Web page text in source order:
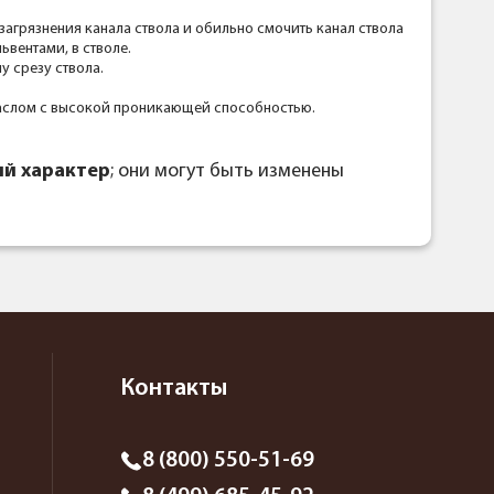
канала ствола и обильно смочить канал ствола
в стволе.
срезу ствола.
с высокой проникающей способностью.
характер; они могут быть изменены
Контакты
8 (800) 550-51-69